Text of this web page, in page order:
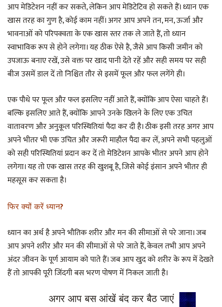
आप मेडिटेशन नहीं कर सकते, लेकिन आप मेडिटेटिव हो सकते हैं। ध्यान एक
खास तरह का गुण है, कोई काम नहीं। अगर आप अपने तन, मन, ऊर्जा और
भावनाओं को परिपक्वता के एक खास स्तर तक ले जाते हैं, तो ध्यान
स्वाभाविक रूप से होने लगेगा। यह ठीक ऐसे है, जैसे आप किसी जमीन को
उपजाऊ बनाए रखें, उसे वक्त पर खाद पानी देते रहें और सही समय पर सही
बीज उसमें डाल दें तो निश्चित तौर से इसमें फूल और फल लगेंगे ही।
एक पौधे पर फूल और फल इसलिए नहीं आते हैं, क्योंकि आप ऐसा चाहते हैं।
बल्कि इसलिए आते हैं, क्योंकि आपने उनके खिलने के लिए एक उचित
वातावरण और अनुकूल परिस्थितियां पैदा कर दी है। ठीक इसी तरह अगर आप
अपने भीतर भी एक उचित और जरूरी माहौल पैदा कर लें, अपने सभी पहलुओं
को सही परिस्थितियां प्रदान कर दें तो मेडिटेशन आपके भीतर अपने आप होने
लगेगा। यह तो एक खास तरह की खुशबू है, जिसे कोई इंसान अपने भीतर ही
महसूस कर सकता है।
फिर क्यों करें ध्यान?
ध्यान का अर्थ है अपने भौतिक शरीर और मन की सीमाओं से परे जाना। जब
आप अपने शरीर और मन की सीमाओं से परे जाते हैं, केवल तभी आप अपने
अंदर जीवन के पूर्ण आयाम को पाते हैं। जब आप खुद को शरीर के रूप में देखते
हैं तो आपकी पूरी जिंदगी बस भरण पोषण में निकल जाती है।
अगर आप बस आंखें बंद कर बैठ जाएं